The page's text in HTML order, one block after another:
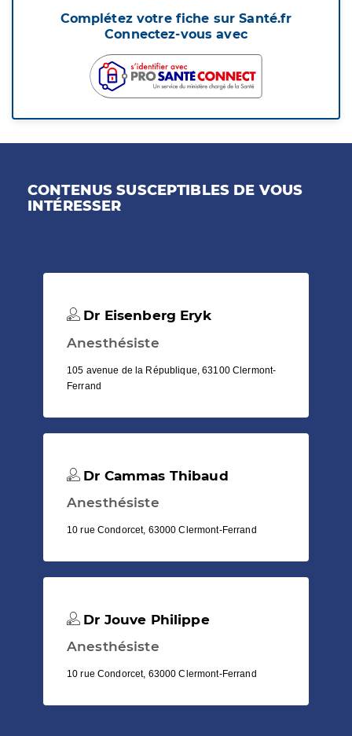
Complétez votre fiche sur Santé.fr
Connectez-vous avec
CONTENUS SUSCEPTIBLES DE VOUS
INTÉRESSER
Dr Eisenberg Eryk
Anesthésiste
105 avenue de la République, 63100 Clermont-
Ferrand
Dr Cammas Thibaud
Anesthésiste
10 rue Condorcet, 63000 Clermont-Ferrand
Dr Jouve Philippe
Anesthésiste
10 rue Condorcet, 63000 Clermont-Ferrand